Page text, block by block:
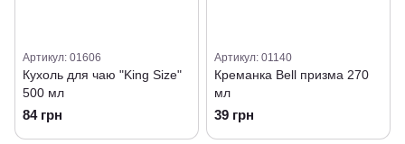
Артикул: 01606
Кухоль для чаю "King Size"
500 мл
84 грн
Артикул: 01140
Креманка Bell призма 270
мл
39 грн